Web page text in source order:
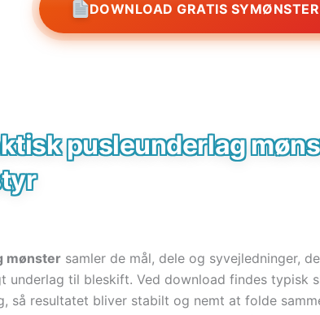
DOWNLOAD GRATIS SYMØNSTER
pusleunderlag
mønster samler de mål, dele og syvejledninger,
underlag til bleskift. Ved download findes typisk
så resultatet bliver stabilt og nemt at folde